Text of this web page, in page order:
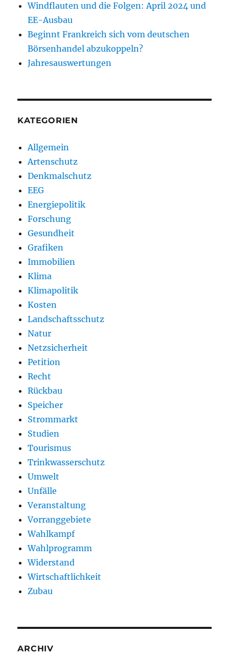
Windflauten und die Folgen: April 2024 und
EE-Ausbau
Beginnt Frankreich sich vom deutschen
Börsenhandel abzukoppeln?
Jahresauswertungen
KATEGORIEN
Allgemein
Artenschutz
Denkmalschutz
EEG
Energiepolitik
Forschung
Gesundheit
Grafiken
Immobilien
Klima
Klimapolitik
Kosten
Landschaftsschutz
Natur
Netzsicherheit
Petition
Recht
Rückbau
Speicher
Strommarkt
Studien
Tourismus
Trinkwasserschutz
Umwelt
Unfälle
Veranstaltung
Vorranggebiete
Wahlkampf
Wahlprogramm
Widerstand
Wirtschaftlichkeit
Zubau
ARCHIV